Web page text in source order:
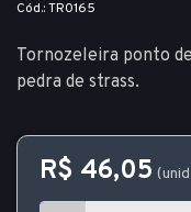
Cód.: TR0165
Tornozeleira ponto
pedra de strass.
R$ 46,05